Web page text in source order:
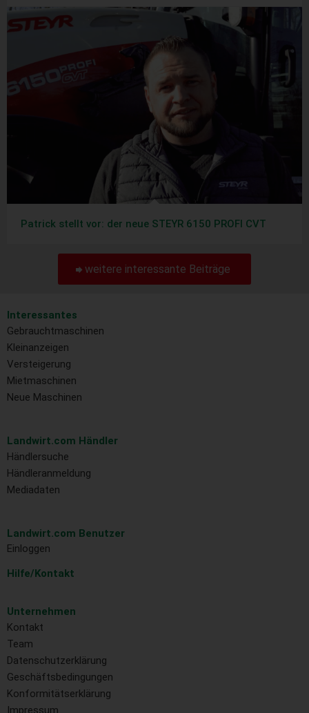
Patrick stellt vor: der neue STEYR 6150 PROFI CVT
weitere interessante Beiträge
Interessantes
Gebrauchtmaschinen
Kleinanzeigen
Versteigerung
Mietmaschinen
Neue Maschinen
Landwirt.com Händler
Händlersuche
Händleranmeldung
Mediadaten
Landwirt.com Benutzer
Einloggen
Hilfe/Kontakt
Unternehmen
Kontakt
Team
Datenschutzerklärung
Geschäftsbedingungen
Konformitätserklärung